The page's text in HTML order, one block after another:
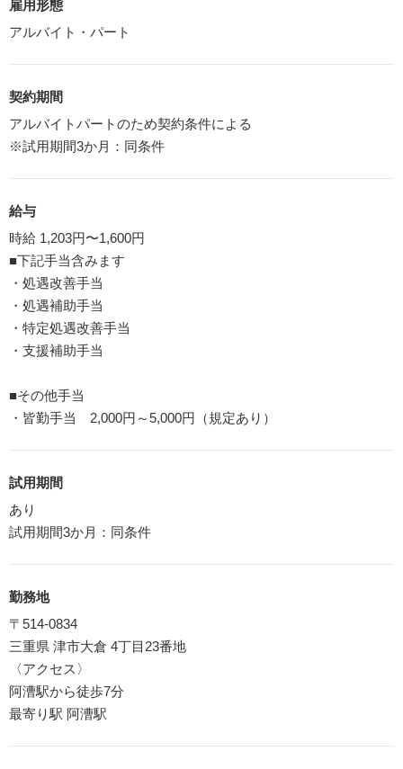
雇用形態
アルバイト・パート
契約期間
アルバイトパートのため契約条件による
※試用期間3か月：同条件
給与
時給 1,203円〜1,600円
■下記手当含みます
・処遇改善手当
・処遇補助手当
・特定処遇改善手当
・支援補助手当
■その他手当
・皆勤手当 2,000円～5,000円（規定あり）
試用期間
あり
試用期間3か月：同条件
勤務地
〒514-0834
三重県 津市大倉 4丁目23番地
〈アクセス〉
阿漕駅から徒歩7分
最寄り駅 阿漕駅